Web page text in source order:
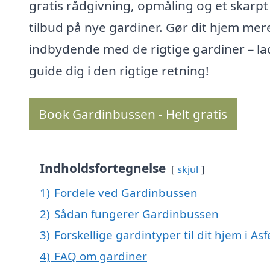
gratis rådgivning, opmåling og et skarpt
tilbud på nye gardiner. Gør dit hjem
indbydende med de rigtige gardiner –
guide dig i den rigtige retning!
Book Gardinbussen - Helt gratis
Indholdsfortegnelse skjul
1) Fordele ved Gardinbussen
2) Sådan fungerer Gardinbussen
3) Forskellige gardintyper til dit hjem i
4) FAQ om gardiner